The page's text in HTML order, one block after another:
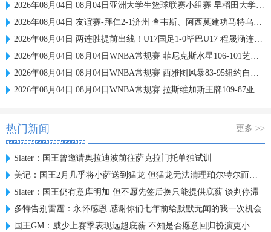
2026年08月04日 08月04日亚洲大学生篮球联赛小组赛 早稻田大学 71 - 86 清华大学 集锦
2026年08月04日 友谊赛-拜仁2-1济州 查韦斯、阿西莫建功马特乌斯彩虹过人送助攻
2026年08月04日 两连胜提前出线！U17国足1-0毕巴U17 程晟涵连场破门赵松源中楣
2026年08月04日 08月04日WNBA常规赛 菲尼克斯水星106-101芝加哥天空 全场集锦
2026年08月04日 08月04日WNBA常规赛 西雅图风暴83-95纽约自由人 全场集锦
2026年08月04日 08月04日WNBA常规赛 拉斯维加斯王牌109-87亚特兰大梦想 全场集锦
热门新闻 更多 >>
Slater：国王曾邀请奥拉迪波前往萨克拉门托单独试训
美记：国王2月几乎将小萨送到猛龙 但猛龙无法清理珀尔特尔而告吹
Slater：国王仍有意库明加 但不愿先签后换只能提供底薪 谈判停滞
多特告别雷霆：永怀感恩 感谢你们七年前给默默无闻的我一次机会
国王GM：威少上赛季表现远超底薪 不知是否愿意回归扮演更小角色